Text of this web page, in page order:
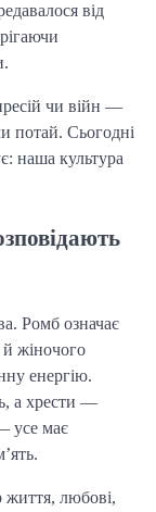
від
чи війн —
потай. Сьогодні
наша культура
Ромб означає
й жіночого
енергію.
а хрести —
усе має
любові,